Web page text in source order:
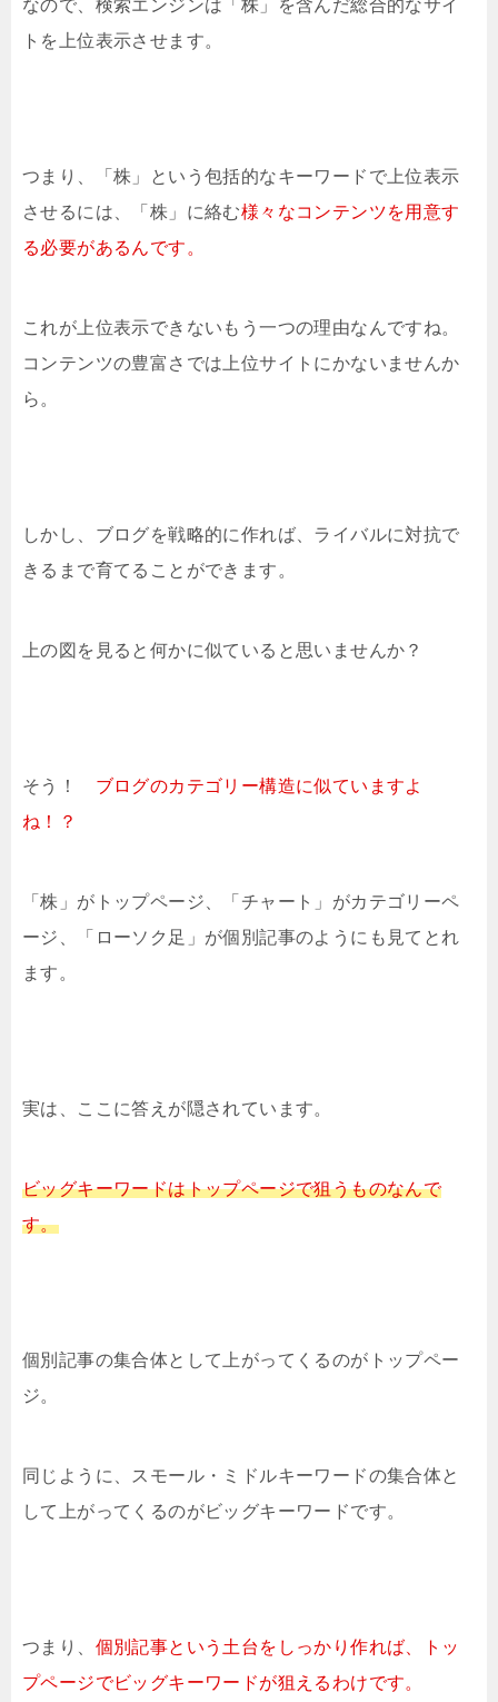
なので、検索エンジンは「株」を含んだ総合的なサイ
トを上位表示させます。
つまり、「株」という包括的なキーワードで上位表示
させるには、「株」に絡む様々なコンテンツを用意す
る必要があるんです。
これが上位表示できないもう一つの理由なんですね。
コンテンツの豊富さでは上位サイトにかないませんか
ら。
しかし、ブログを戦略的に作れば、ライバルに対抗で
きるまで育てることができます。
上の図を見ると何かに似ていると思いませんか？
そう！ ブログのカテゴリー構造に似ていますよ
ね！？
「株」がトップページ、「チャート」がカテゴリーペ
ージ、「ローソク足」が個別記事のようにも見てとれ
ます。
実は、ここに答えが隠されています。
ビッグキーワードはトップページで狙うものなんで
す。
個別記事の集合体として上がってくるのがトップペー
ジ。
同じように、スモール・ミドルキーワードの集合体と
して上がってくるのがビッグキーワードです。
つまり、 個別記事という土台をしっかり作れば、トッ
プページでビッグキーワードが狙えるわけです。